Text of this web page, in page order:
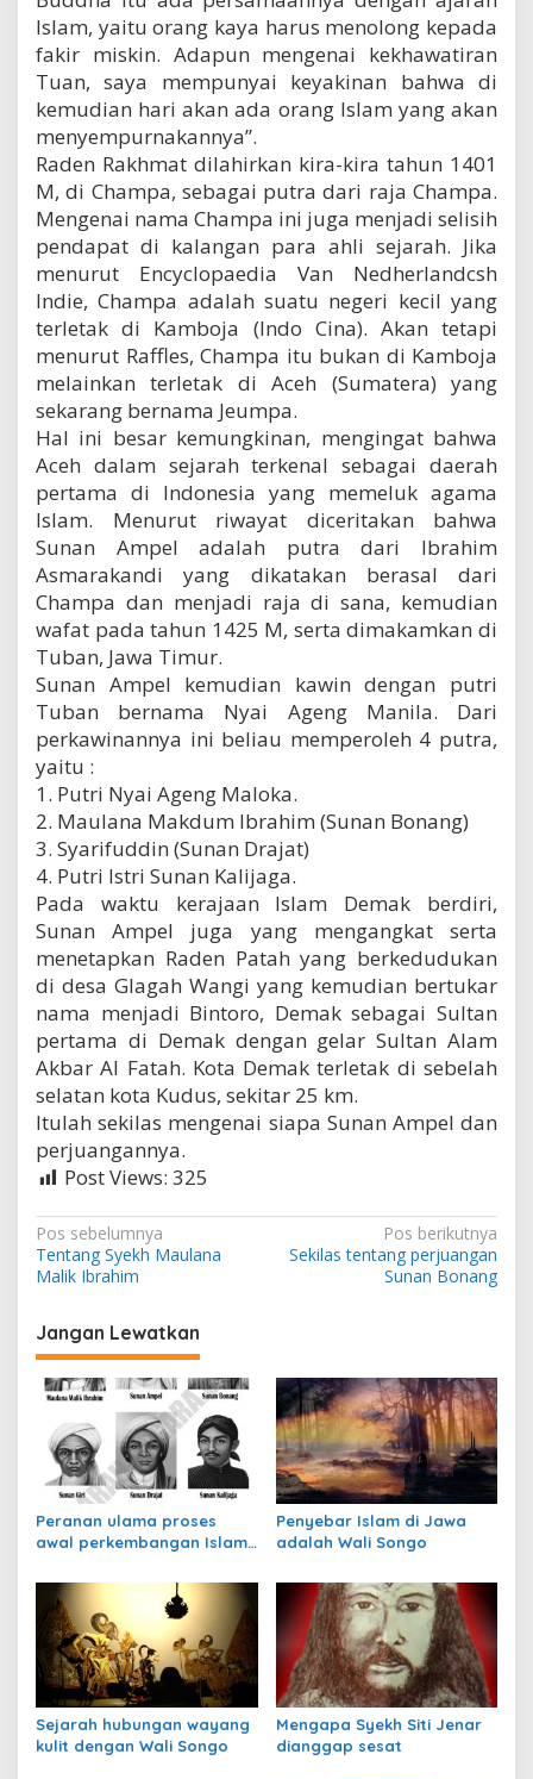
Islam, yaitu orang kaya harus menolong kepada
fakir miskin. Adapun mengenai kekhawatiran
Tuan, saya mempunyai keyakinan bahwa di
kemudian hari akan ada orang Islam yang akan
menyempurnakannya”.
Raden Rakhmat dilahirkan kira-kira tahun 1401
M, di Champa, sebagai putra dari raja Champa.
Mengenai nama Champa ini juga menjadi selisih
pendapat di kalangan para ahli sejarah. Jika
menurut Encyclopaedia Van Nedherlandcsh
Indie, Champa adalah suatu negeri kecil yang
terletak di Kamboja (Indo Cina). Akan tetapi
menurut Raffles, Champa itu bukan di Kamboja
melainkan terletak di Aceh (Sumatera) yang
sekarang bernama Jeumpa.
Hal ini besar kemungkinan, mengingat bahwa
Aceh dalam sejarah terkenal sebagai daerah
pertama di Indonesia yang memeluk agama
Islam. Menurut riwayat diceritakan bahwa
Sunan Ampel adalah putra dari Ibrahim
Asmarakandi yang dikatakan berasal dari
Champa dan menjadi raja di sana, kemudian
wafat pada tahun 1425 M, serta dimakamkan di
Tuban, Jawa Timur.
Sunan Ampel kemudian kawin dengan putri
Tuban bernama Nyai Ageng Manila. Dari
perkawinannya ini beliau memperoleh 4 putra,
yaitu :
1. Putri Nyai Ageng Maloka.
2. Maulana Makdum Ibrahim (Sunan Bonang)
3. Syarifuddin (Sunan Drajat)
4. Putri Istri Sunan Kalijaga.
Pada waktu kerajaan Islam Demak berdiri,
Sunan Ampel juga yang mengangkat serta
menetapkan Raden Patah yang berkedudukan
di desa Glagah Wangi yang kemudian bertukar
nama menjadi Bintoro, Demak sebagai Sultan
pertama di Demak dengan gelar Sultan Alam
Akbar Al Fatah. Kota Demak terletak di sebelah
selatan kota Kudus, sekitar 25 km.
Itulah sekilas mengenai siapa Sunan Ampel dan
perjuangannya.
Post Views: 325
N
a
i
g
a
s
p
o
s
Pos sebelumnya
Tentang Syekh Maulana
Malik Ibrahim
Pos berikutnya
Sekilas tentang perjuangan
Sunan Bonang
Jangan Lewatkan
Peranan ulama proses
awal perkembangan Islam
Penyebar Islam di Jawa
adalah Wali Songo
Sejarah hubungan wayang
kulit dengan Wali Songo
Mengapa Syekh Siti Jenar
dianggap sesat